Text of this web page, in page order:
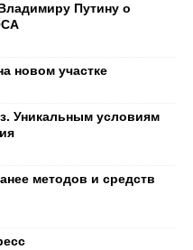
Путину о
новом участке
Уникальным условиям
методов и средств